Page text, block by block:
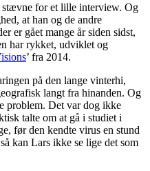
for et lille interview. Og
at han og de andre
er gået mange år siden sidst,
har rykket, udviklet og
’ fra 2014.
på den lange vinterhi,
langt fra hinanden. Og
problem. Det var dog ikke
talte om at gå i studiet i
før den kendte virus en stund
kan Lars ikke se lige det som